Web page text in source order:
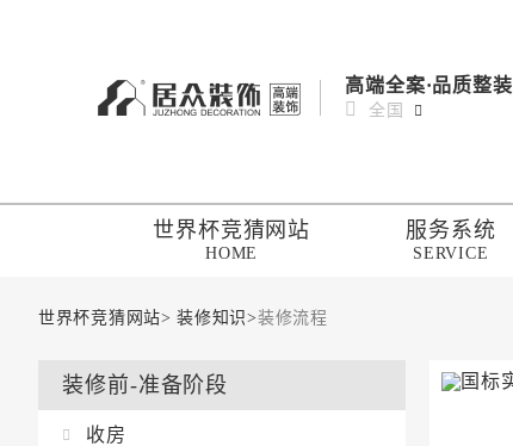
高端全案·品质整装
全国
世界杯竞猜网站
HOME
服务系统
SERVICE
世界杯竞猜网站> 装修知识>装修流程
装修前-准备阶段
收房